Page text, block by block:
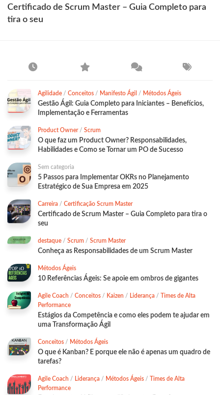
Certificado de Scrum Master – Guia Completo para
tira o seu
Agilidade / Conceitos / Manifesto Ágil / Métodos Ágeis
Gestão Ágil: Guia Completo para Iniciantes – Benefícios,
Implementação e Ferramentas
Product Owner/ Scrum
O que faz um Product Owner? Responsabilidades,
Habilidades e Como se Tornar um PO de Sucesso
Sem categoria
5 Passos para Implementar OKRs no Planejamento
Estratégico de Sua Empresa em 2025
Carreira / Certificação Scrum Master
Certificado de Scrum Master – Guia Completo para tira o
seu
destaque / Scrum / Scrum Master
Conheça as Responsabilidades de um Scrum Master
Métodos Ágeis
10 Referências Ágeis: Se apoie em ombros de gigantes
Agile Coach / Conceitos / Kaizen / Liderança /
Times de Alta
Performance
Estágios da Competência e como eles podem te ajudar em
uma Transformação Ágil
Conceitos / Métodos Ágeis
O que é Kanban? E porque ele não é apenas um quadro de
tarefas?
Agile Coach / Liderança / Métodos Ágeis /
Times de Alta
Performance